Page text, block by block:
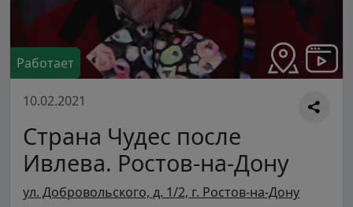
Работает
10.02.2021
Страна Чудес после
Ивлева. Ростов-на-Дону
ул. Добровольского, д. 1/2, г. Ростов-на-Дону